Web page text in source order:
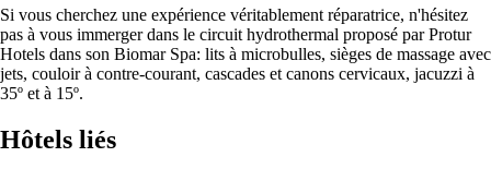
Si vous cherchez une expérience véritablement réparatrice, n'hésitez
pas à vous immerger dans le circuit hydrothermal proposé par Protur
Hotels dans son Biomar Spa: lits à microbulles, sièges de massage avec
jets, couloir à contre-courant, cascades et canons cervicaux, jacuzzi à
35º et à 15º.
Hôtels liés